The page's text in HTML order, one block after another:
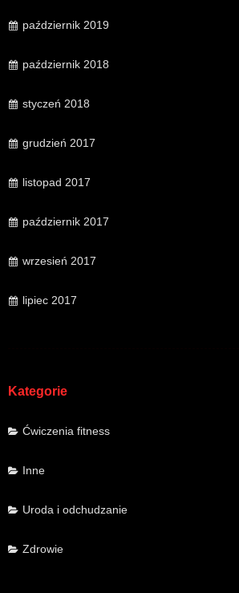
październik 2019
październik 2018
styczeń 2018
grudzień 2017
listopad 2017
październik 2017
wrzesień 2017
lipiec 2017
Kategorie
Ćwiczenia fitness
Inne
Uroda i odchudzanie
Zdrowie